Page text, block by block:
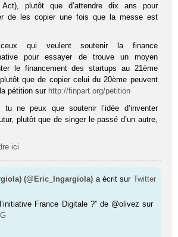
Act), plutôt que d’attendre dix ans pour
de les copier une fois que la messe est
qui veulent soutenir la finance
pour essayer de trouve un moyen
le financement des startups au 21ème
que de copier celui du 20ème peuvent
pétition sur http://finpart.org/petition
tu ne peux que soutenir l’idée d’inventer
plutôt que de singer le passé d’un autre,
ici
(@Eric_Ingargiola) a écrit sur Twitter
France Digitale ?” de @olivez sur